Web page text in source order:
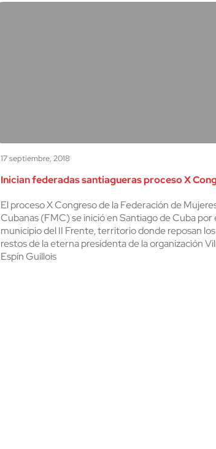
17 septiembre, 2018
Inician federadas santiagueras proceso X
El proceso X Congreso de la Federación de
Cubanas (FMC) se inició en Santiago de Cuba por
municipio del II Frente, territorio donde reposan los
restos de la eterna presidenta de la organización
Espín Guillois